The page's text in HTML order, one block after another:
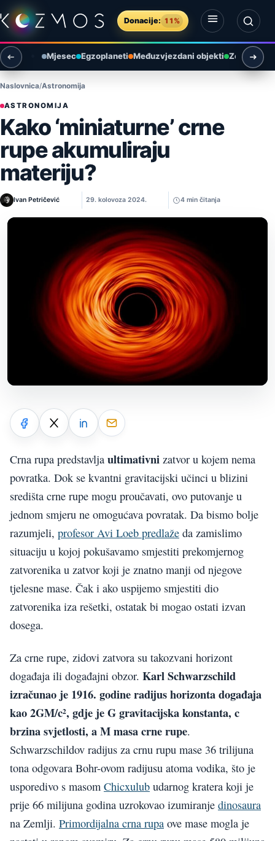
Preskoči na sadržaj
Donacije: 11%
Otvori izbornik
Otvori pretragu
Mjesec Egzoplaneti Međuzvjezdani objekti Zemlja i
Naslovnica Astronomija
ASTRONOMIJA
Kako ‘miniaturne’ crne
rupe akumuliraju
materiju?
Ivan Petričević 29. kolovoza 2024. 4 min čitanja
Crna rupa predstavlja ultimativni zatvor u kojem nema
povratka. Dok se kvantni gravitacijski učinci u blizini
središta crne rupe mogu proučavati, ovo putovanje u
jednom smjeru ne omogućava povratak. Da bismo bolje
razumjeli, profesor Avi Loeb predlaže da zamislimo
situaciju u kojoj pokušavamo smjestiti prekomjernog
zatvorenika u zatvor koji je znatno manji od njegove
tjelesne mase. Čak i ako uspijemo smjestiti dio
zatvorenika iza rešetki, ostatak bi mogao ostati izvan
dosega.
Za crne rupe, zidovi zatvora su takozvani horizont
događaja ili događajni obzor. Karl Schwarzschild
izračunao je 1916. godine radijus horizonta događaja
kao 2GM/c², gdje je G gravitacijska konstanta, c
brzina svjetlosti, a M masa crne rupe.
Schwarzschildov radijus za crnu rupu mase 36 trilijuna
tona odgovara Bohr-ovom radijusu atoma vodika, što je
usporedivo s masom Chicxulub udarnog kratera koji je
prije 66 milijuna godina uzrokovao izumiranje dinosaura
na Zemlji. Primordijalna crna rupa ove mase mogla je